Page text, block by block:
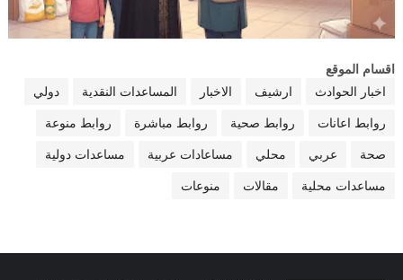
اقسام الموقع
اخبار الحوادث
ارشيف الاخبار المساعدات النقدية دولي
روابط اعانات روابط صحية روابط مباشرة روابط منوعة
صحة عربي محلي مساعادات عربية مساعدات دولية
مساعدات محلية مقالات منوعات